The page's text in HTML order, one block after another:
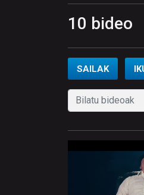
10 bideo
SAILAK